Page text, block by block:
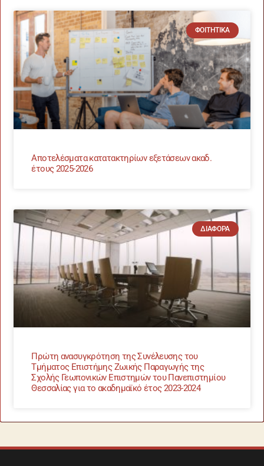
ΦΟΙΤΗΤΙΚΆ
Αποτελέσματα κατατακτηρίων εξετάσεων ακαδ.
έτους 2025-2026
ΔΙΆΦΟΡΑ
Πρώτη ανασυγκρότηση της Συνέλευσης του
Τμήματος Επιστήμης Ζωικής Παραγωγής της
Σχολής Γεωπονικών Επιστημών του Πανεπιστημίου
Θεσσαλίας για το ακαδημαϊκό έτος 2023-2024